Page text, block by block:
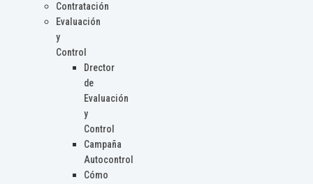
Contratación
Evaluación
y
Control
Drector
de
Evaluación
y
Control
Campaña
Autocontrol
Cómo